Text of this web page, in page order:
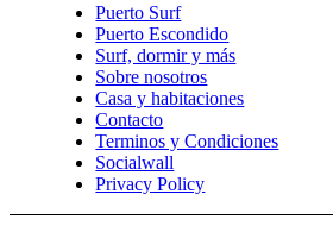
Puerto Surf
Puerto Escondido
Surf, dormir y más
Sobre nosotros
Casa y habitaciones
Contacto
Terminos y Condiciones
Socialwall
Privacy Policy